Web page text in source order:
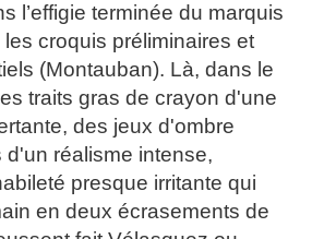
l’effigie terminée du marquis
croquis préliminaires et
(Montauban). Là, dans le
traits gras de crayon d'une
des jeux d'ombre
d'un réalisme intense,
presque irritante qui
en deux écrasements de